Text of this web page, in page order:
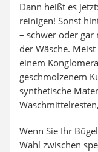
Dann heißt es
reinigen! Sonst
– schwer oder
der Wäsche.
einem
geschmolzenem
synthetische
Wenn Sie Ihr
Wahl zwischen